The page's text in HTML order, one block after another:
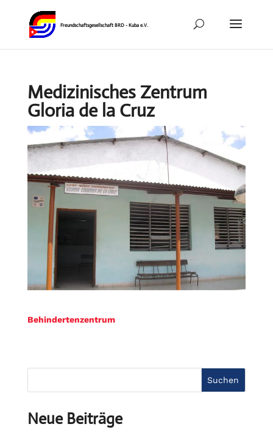
Medizinisches Zentrum
Gloria de la Cruz
Behindertenzentrum
Suchen
Neue Beiträge